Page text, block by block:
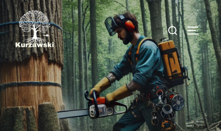
Skip
to
content
Search
for: